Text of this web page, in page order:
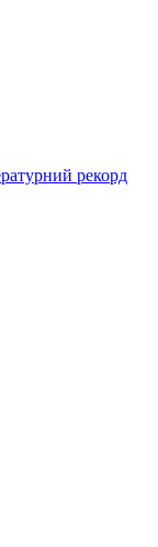
рекорд